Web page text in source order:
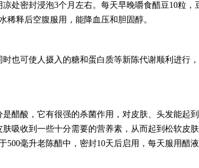
凉处密封浸泡3个月左右。每天早晚嚼食醋豆10粒，
稀释后空腹服用，能降血压和胆固醇。
可使人摄入的糖和蛋白质等新陈代谢顺利进行，
酸，它有很强的杀菌作用，对皮肤、头发能起到
吸收到一些十分需要的营养素，从而起到松软皮
500毫升老陈醋中，密封10天后启用，每天服用醋